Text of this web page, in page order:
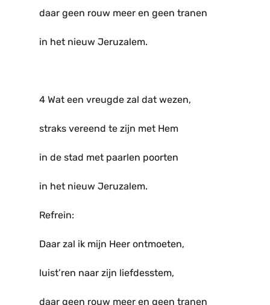
daar geen rouw meer en geen tranen
in het nieuw Jeruzalem.
4 Wat een vreugde zal dat wezen,
straks vereend te zijn met Hem
in de stad met paarlen poorten
in het nieuw Jeruzalem.
Refrein:
Daar zal ik mijn Heer ontmoeten,
luist’ren naar zijn liefdesstem,
daar geen rouw meer en geen tranen